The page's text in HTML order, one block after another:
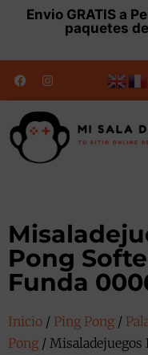
Envio GRATISa
paquetes
Pong
Funda
Inicio / Ping Pong /
Pong / Misaladejuegos